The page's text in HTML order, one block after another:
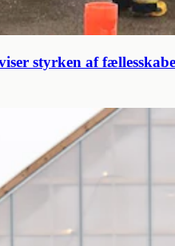
styrken af